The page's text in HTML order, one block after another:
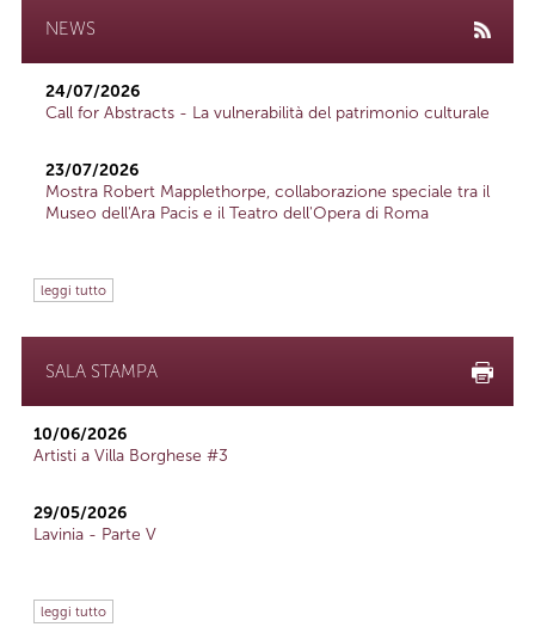
NEWS
24/07/2026
Call for Abstracts - La vulnerabilità del patrimonio culturale
23/07/2026
Mostra Robert Mapplethorpe, collaborazione speciale tra il
Museo dell'Ara Pacis e il Teatro dell'Opera di Roma
leggi tutto
SALA STAMPA
10/06/2026
Artisti a Villa Borghese #3
29/05/2026
Lavinia - Parte V
leggi tutto